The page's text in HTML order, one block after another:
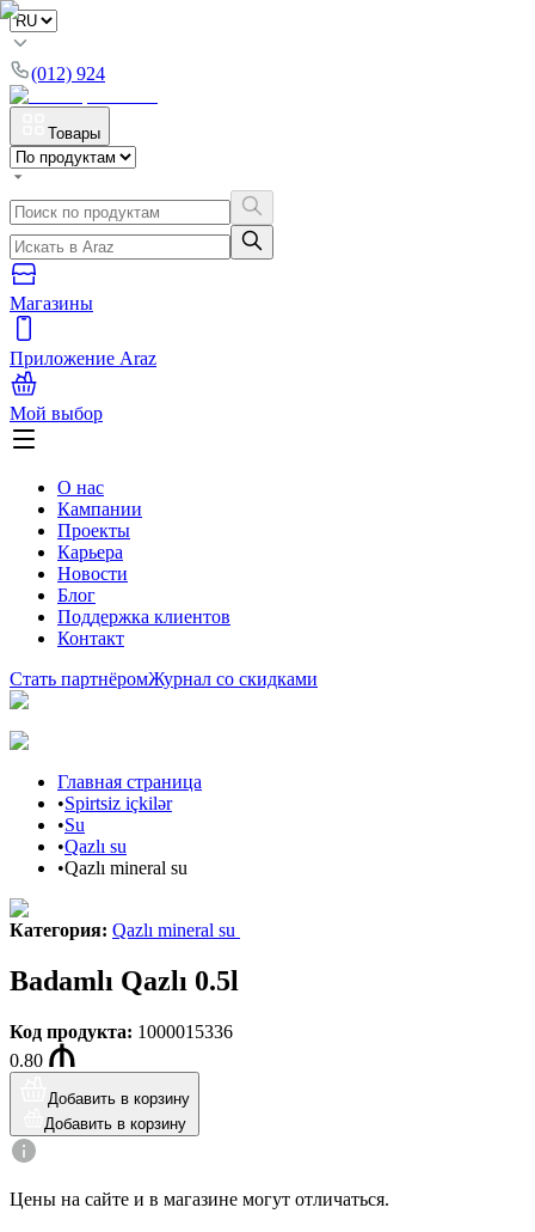
(012) 924
Товары
Магазины
Приложение Araz
Мой выбор
О нас
Кампании
Проекты
Карьера
Новости
Блог
Поддержка клиентов
Контакт
Стать партнёромЖурнал со скидками
Главная страница
•Spirtsiz içkilər
•Su
•Qazlı su
•Qazlı mineral su
Категория: Qazlı mineral su
Badamlı Qazlı 0.5l
Код продукта: 1000015336
0.80
Добавить в корзину
Добавить в корзину
Цены на сайте и в магазине могут отличаться.